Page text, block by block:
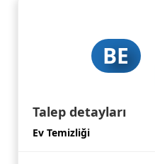
BE
Talep detayları
Ev Temizliği